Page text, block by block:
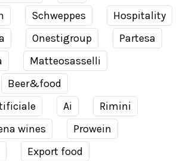
Schweppes
Hospitality
Onestigroup
Partesa
Matteosasselli
Beer&food
Ai
Rimini
wines
Prowein
Export food